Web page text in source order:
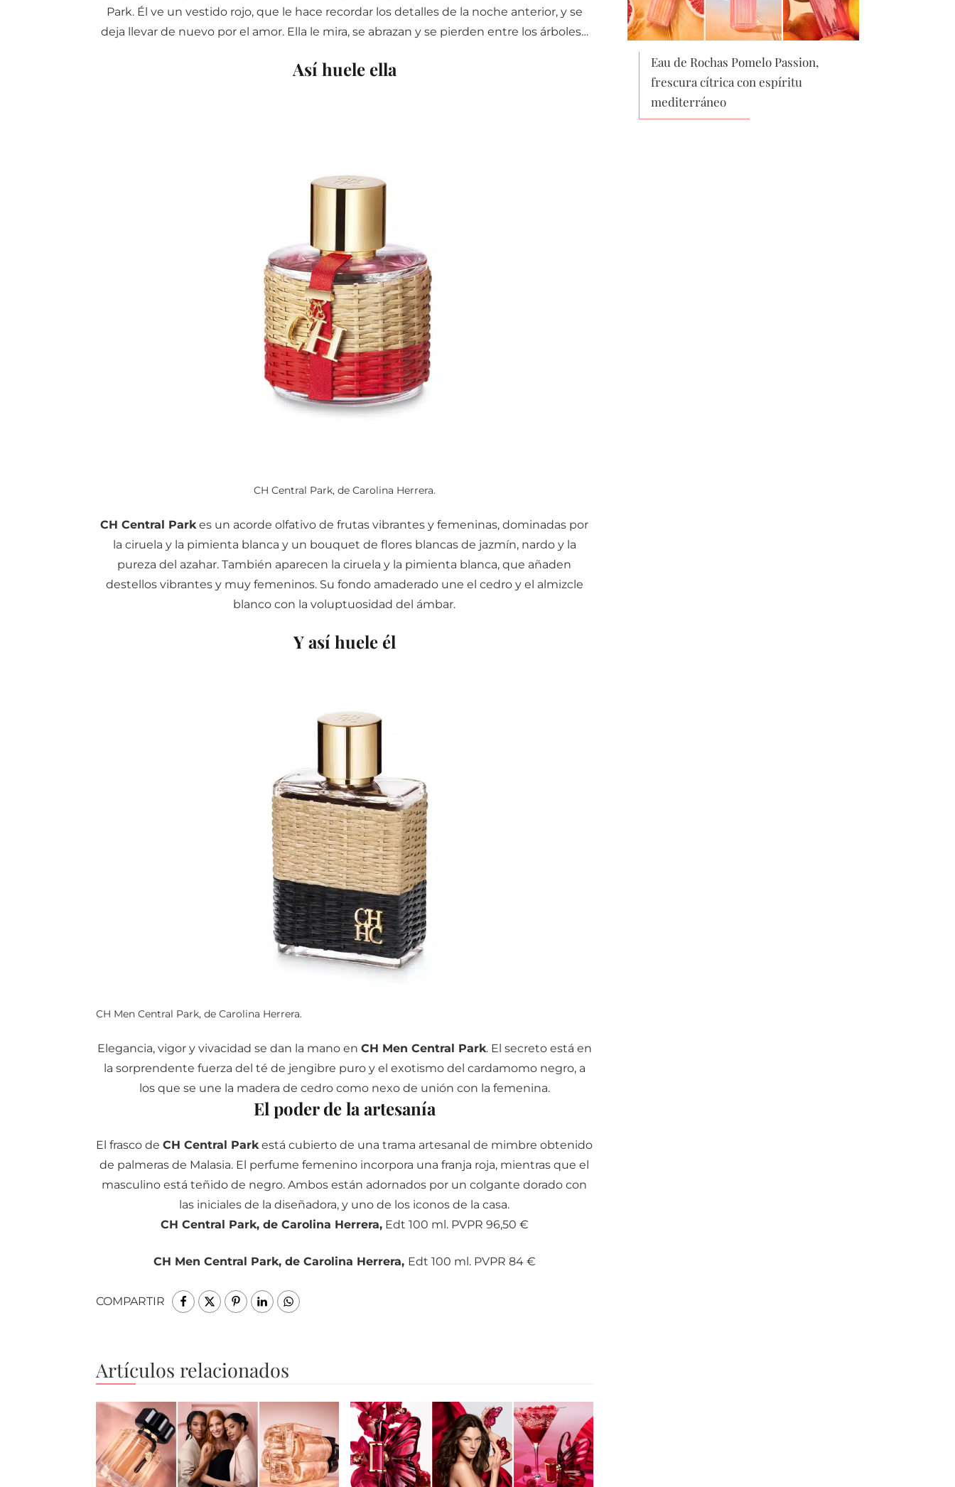
Park. Él ve un vestido rojo, que le hace recordar los detalles de la noche anterior, y se
deja llevar de nuevo por el amor. Ella le mira, se abrazan y se pierden entre los árboles…
Así huele ella
CH Central Park, de Carolina Herrera.
CH Central Parkes un acorde olfativo de frutas vibrantes y femeninas, dominadas por
la ciruela y la pimienta blanca y un bouquet de flores blancas de jazmín, nardo y la
pureza del azahar. También aparecen la ciruela y la pimienta blanca, que añaden
destellos vibrantes y muy femeninos. Su fondo amaderado une el cedro y el almizcle
blanco con la voluptuosidad del ámbar.
Y así huele él
CH Men Central Park, de Carolina Herrera.
Elegancia, vigor y vivacidad se dan la mano en CH Men Central Park. El secreto está en
la sorprendente fuerza del té de jengibre puro y el exotismo del cardamomo negro, a
los que se une la madera de cedro como nexo de unión con la femenina.
El poder de la artesanía
El frasco deCH Central Parkestá cubierto de una trama artesanal de mimbre obtenido
de palmeras de Malasia. El perfume femenino incorpora una franja roja, mientras que el
masculino está teñido de negro. Ambos están adornados por un colgante dorado con
las iniciales de la diseñadora, y uno de los iconos de la casa.
CH Central Park, de Carolina Herrera,Edt 100 ml. PVPR 96,50 €
CH Men Central Park, de Carolina Herrera, Edt 100 ml. PVPR 84 €
COMPARTIR
Artículos relacionados
Eau de Rochas Pomelo Passion,
frescura cítrica con espíritu
mediterráneo